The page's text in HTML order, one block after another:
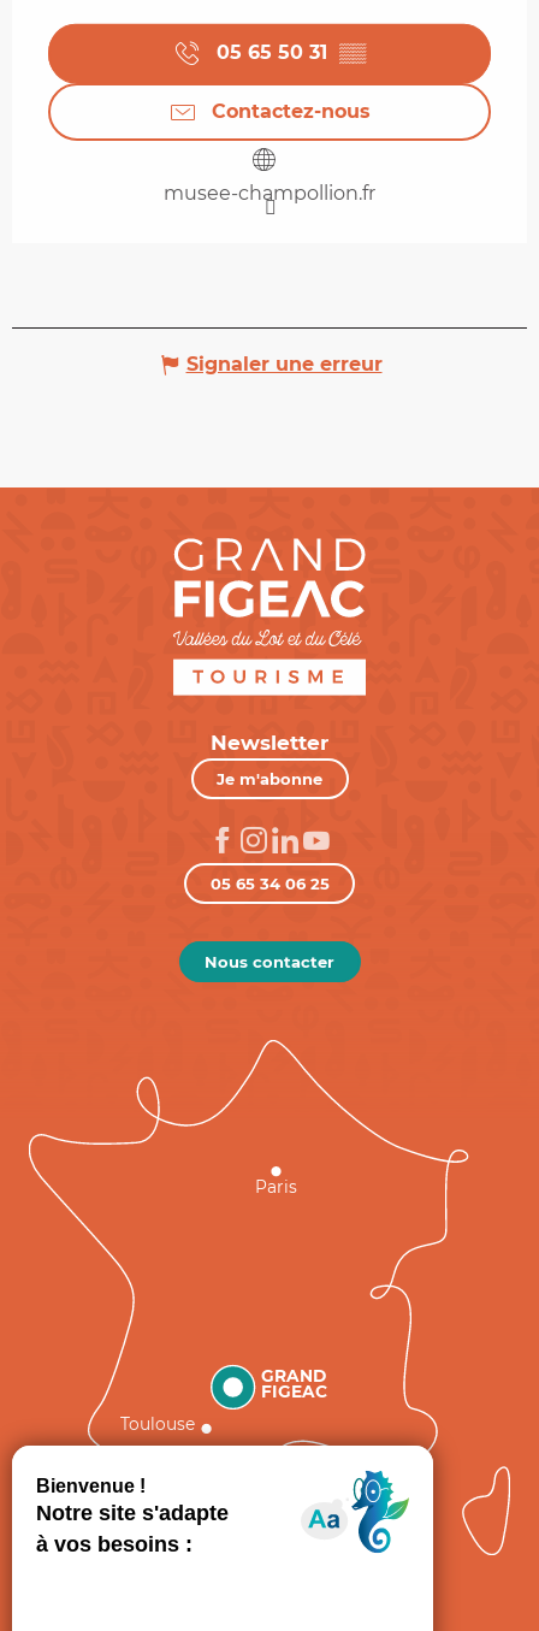
05 65 50 31 ▒▒
Contactez-nous
musee-champollion.fr
Signaler une erreur
Newsletter
Je m'abonne
05 65 34 06 25
Nous contacter
GRAND
FIGEAC
Toulouse
Paris